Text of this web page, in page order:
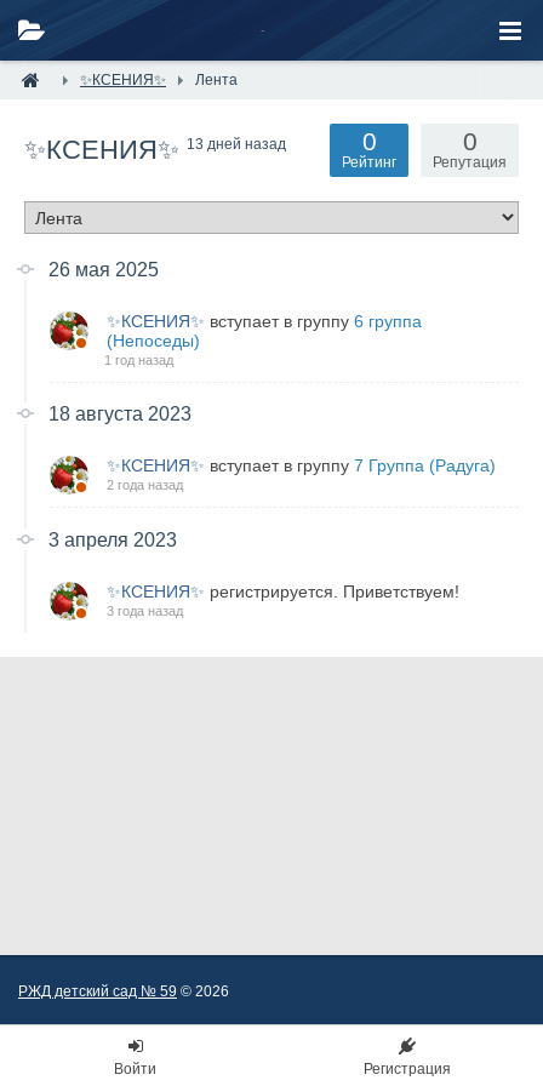
✨КСЕНИЯ✨ Лента
✨КСЕНИЯ✨ 13 дней назад 0
Репутация
0
Рейтинг
26 мая 2025
✨КСЕНИЯ✨ вступает в группу 6 группа
(Непоседы)
1 год назад
18 августа 2023
✨КСЕНИЯ✨ вступает в группу 7 Группа (Радуга)
2 года назад
3 апреля 2023
✨КСЕНИЯ✨ регистрируется. Приветствуем!
3 года назад
РЖД детский сад № 59 © 2026
Войти Регистрация